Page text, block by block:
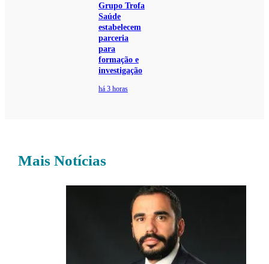
Grupo Trofa
Saúde
estabelecem
parceria
para
formação e
investigação
há 3 horas
Mais Notícias